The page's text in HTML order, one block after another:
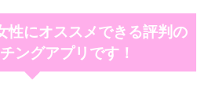
性にオススメできる評判の
ングアプリです！